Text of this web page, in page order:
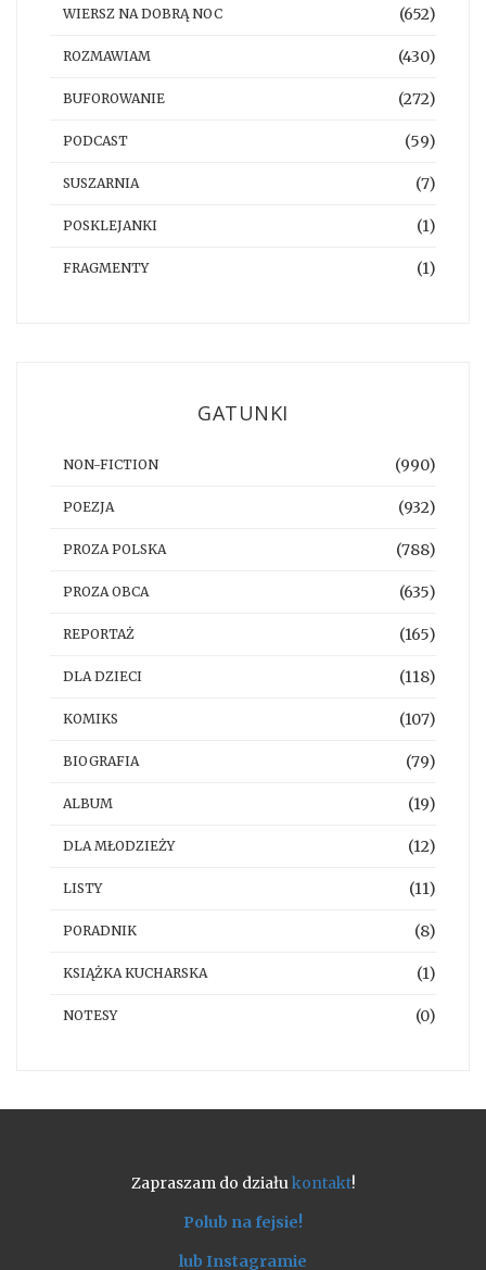
WIERSZ NA DOBRĄ NOC (652)
ROZMAWIAM (430)
BUFOROWANIE (272)
PODCAST (59)
SUSZARNIA (7)
POSKLEJANKI (1)
FRAGMENTY (1)
GATUNKI
NON-FICTION (990)
POEZJA (932)
PROZA POLSKA (788)
PROZA OBCA (635)
REPORTAŻ (165)
DLA DZIECI (118)
KOMIKS (107)
BIOGRAFIA (79)
ALBUM (19)
DLA MŁODZIEŻY (12)
LISTY (11)
PORADNIK (8)
KSIĄŻKA KUCHARSKA (1)
NOTESY (0)
Zapraszam do działukontakt!
Polub na fejsie!
lub Instagramie